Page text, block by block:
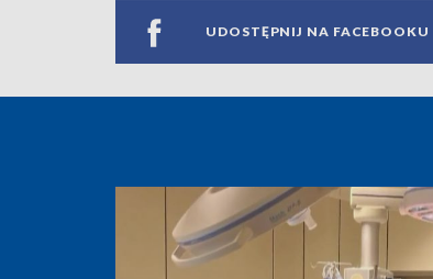
UDOSTĘPNIJ NA FACEBOOKU